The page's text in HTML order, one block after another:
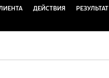
ДЕЙСТВИЯ РЕЗУЛЬТАТ